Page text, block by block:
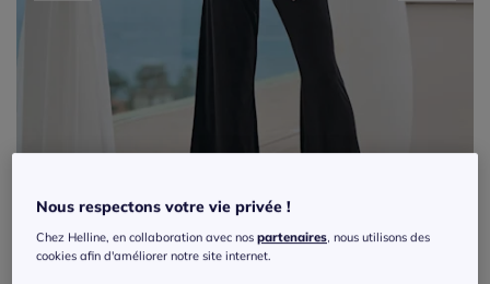
Nous respectons votre vie privée !
Chez Helline, en collaboration avec nospartenaires, nous utilisons des
cookies afin d'améliorer notre site internet.